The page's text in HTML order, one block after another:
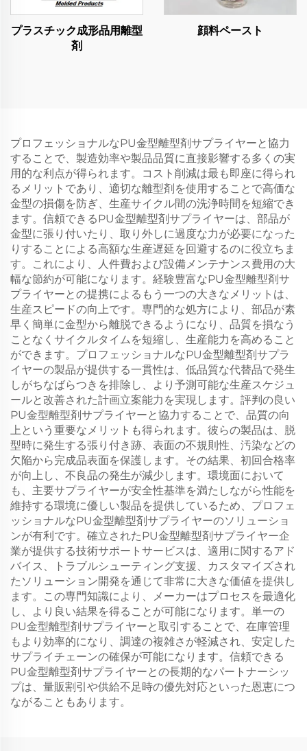
プラスチック成形品用離型
剤
顔料ペースト
プロフェッショナルなPU金型離型剤サプライヤーと協力
することで、製造効率や製品品質に直接影響する多くの実
用的な利点が得られます。コスト削減は最も即座に得られ
るメリットであり、適切な離型剤を使用することで高価な
金型の損傷を防ぎ、生産サイクル間の洗浄時間を短縮でき
ます。信頼できるPU金型離型剤サプライヤーは、部品が
金型に張り付いたり、取り外しに過度な力が必要になった
りすることによる高額な生産遅延を回避するのに役立ちま
す。これにより、人件費および設備メンテナンス費用の大
幅な節約が可能になります。経験豊富なPU金型離型剤サ
プライヤーとの提携によるもう一つの大きなメリットは、
生産スピードの向上です。専門的な処方により、部品が素
早く簡単に金型から離脱できるようになり、品質を損なう
ことなくサイクルタイムを短縮し、生産能力を高めること
ができます。プロフェッショナルなPU金型離型剤サプラ
イヤーの製品が提供する一貫性は、低品質な代替品で発生
しがちなばらつきを排除し、より予測可能な生産スケジュ
ールと改善された計画立案能力を実現します。評判の良い
PU金型離型剤サプライヤーと協力することで、品質の向
上という重要なメリットも得られます。彼らの製品は、脱
型時に発生する張り付き跡、表面の不規則性、汚染などの
欠陥から完成品表面を保護します。その結果、初回合格率
が向上し、不良品の発生が減少します。環境面において
も、主要サプライヤーが安全性基準を満たしながら性能を
維持する環境に優しい製品を提供しているため、プロフェ
ッショナルなPU金型離型剤サプライヤーのソリューショ
ンが有利です。確立されたPU金型離型剤サプライヤー企
業が提供する技術サポートサービスは、適用に関するアド
バイス、トラブルシューティング支援、カスタマイズされ
たソリューション開発を通じて非常に大きな価値を提供し
ます。この専門知識により、メーカーはプロセスを最適化
し、より良い結果を得ることが可能になります。単一の
PU金型離型剤サプライヤーと取引することで、在庫管理
もより効率的になり、調達の複雑さが軽減され、安定した
サプライチェーンの確保が可能になります。信頼できる
PU金型離型剤サプライヤーとの長期的なパートナーシッ
プは、量販割引や供給不足時の優先対応といった恩恵につ
ながることもあります。